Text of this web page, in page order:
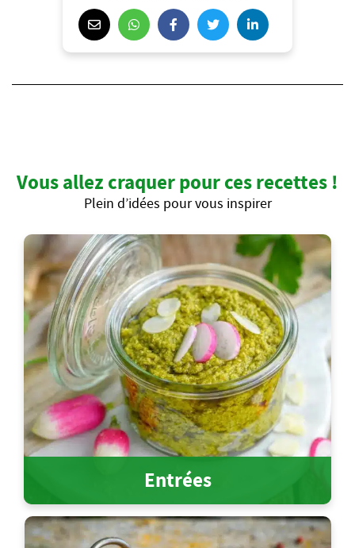
Vous allez craquer pour ces recettes !
Plein d’idées pour vous inspirer
Entrées